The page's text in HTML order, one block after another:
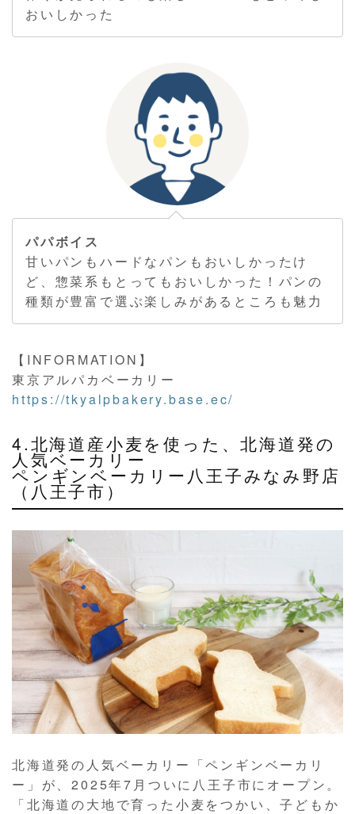
おいしかった
パパボイス
甘いパンもハードなパンもおいしかったけ
ど、惣菜系もとってもおいしかった！パンの
種類が豊富で選ぶ楽しみがあるところも魅力
【INFORMATION】
東京アルパカベーカリー
https://tkyalpbakery.base.ec/
4.北海道産小麦を使った、北海道発の
人気ベーカリー
ペンギンベーカリー八王子みなみ野店
（八王子市）
北海道発の人気ベーカリー「ペンギンベーカリ
ー」が、2025年7月ついに八王子市にオープン。
「北海道の大地で育った小麦をつかい、子どもか